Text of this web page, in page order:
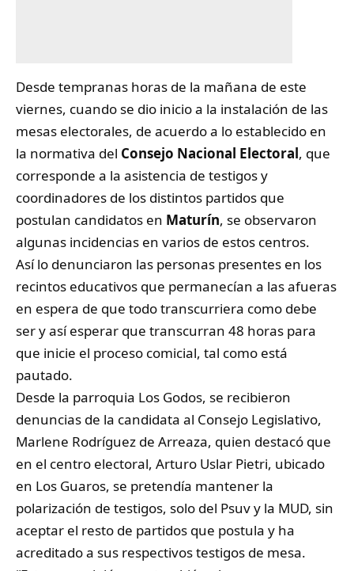
Desde tempranas horas de la mañana de este
viernes, cuando se dio inicio a la instalación de las
mesas electorales, de acuerdo a lo establecido en
la normativa del Consejo Nacional Electoral, que
corresponde a la asistencia de testigos y
coordinadores de los distintos partidos que
postulan candidatos en Maturín, se observaron
algunas incidencias en varios de estos centros.
Así lo denunciaron las personas presentes en los
recintos educativos que permanecían a las afueras
en espera de que todo transcurriera como debe
ser y así esperar que transcurran 48 horas para
que inicie el proceso comicial, tal como está
pautado.
Desde la parroquia Los Godos, se recibieron
denuncias de la candidata al Consejo Legislativo,
Marlene Rodríguez de Arreaza, quien destacó que
en el centro electoral, Arturo Uslar Pietri, ubicado
en Los Guaros, se pretendía mantener la
polarización de testigos, solo del Psuv y la MUD, sin
aceptar el resto de partidos que postula y ha
acreditado a sus respectivos testigos de mesa.